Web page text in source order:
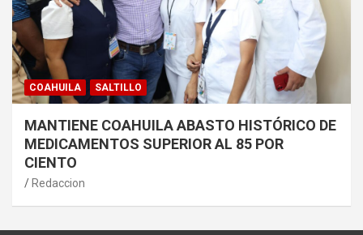
COAHUILA SALTILLO
MANTIENE COAHUILA ABASTO HISTÓRICO DE
MEDICAMENTOS SUPERIOR AL 85 POR
CIENTO
Redaccion